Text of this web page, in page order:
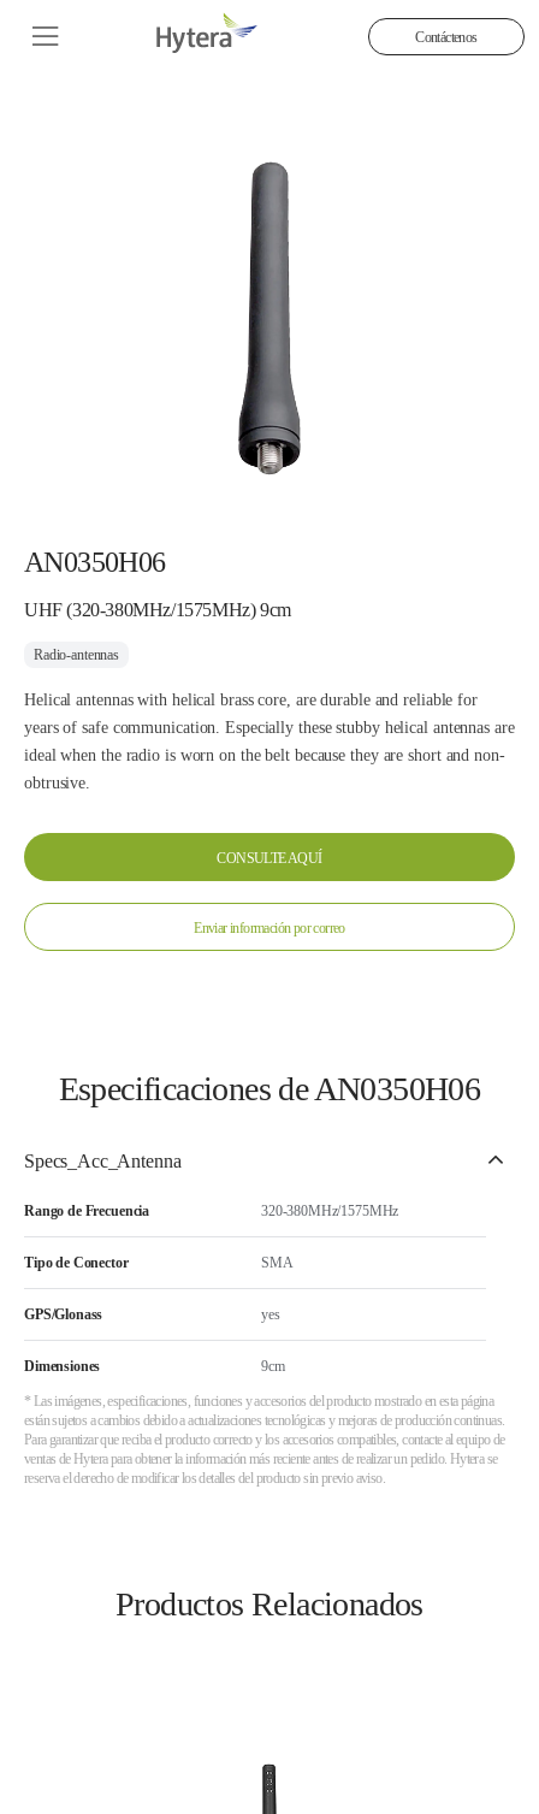
Contáctenos
AN0350H06
UHF (320-380MHz/1575MHz) 9cm
Radio-antennas
Helical antennas with helical brass core, are durable and reliable for
years of safe communication. Especially these stubby helical antennas are
ideal when the radio is worn on the belt because they are short and non-
obtrusive.
CONSULTE AQUÍ
Enviar información por correo
Especificaciones de AN0350H06
Specs_Acc_Antenna
Rango de Frecuencia 320-380MHz/1575MHz
Tipo de Conector SMA
GPS/Glonass yes
Dimensiones 9cm
* Las imágenes, especificaciones, funciones y accesorios del producto mostrado en esta página
están sujetos a cambios debido a actualizaciones tecnológicas y mejoras de producción continuas.
Para garantizar que reciba el producto correcto y los accesorios compatibles, contacte al equipo de
ventas de Hytera para obtener la información más reciente antes de realizar un pedido. Hytera se
reserva el derecho de modificar los detalles del producto sin previo aviso.
Productos Relacionados